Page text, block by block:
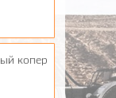
копер